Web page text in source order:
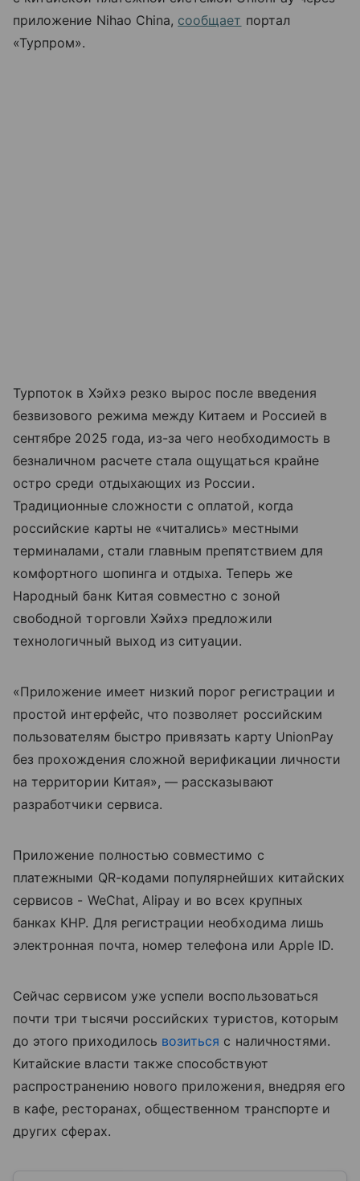
приложение Nihao China, сообщает портал
«Турпром».
Турпоток в Хэйхэ резко вырос после введения
безвизового режима между Китаем и Россией в
сентябре 2025 года, из-за чего необходимость в
безналичном расчете стала ощущаться крайне
остро среди отдыхающих из России.
Традиционные сложности с оплатой, когда
российские карты не «читались» местными
терминалами, стали главным препятствием для
комфортного шопинга и отдыха. Теперь же
Народный банк Китая совместно с зоной
свободной торговли Хэйхэ предложили
технологичный выход из ситуации.
«Приложение имеет низкий порог регистрации и
простой интерфейс, что позволяет российским
пользователям быстро привязать карту UnionPay
без прохождения сложной верификации личности
на территории Китая», — рассказывают
разработчики сервиса.
Приложение полностью совместимо с
платежными QR-кодами популярнейших китайских
сервисов - WeChat, Alipay и во всех крупных
банках КНР. Для регистрации необходима лишь
электронная почта, номер телефона или Apple ID.
Сейчас сервисом уже успели воспользоваться
почти три тысячи российских туристов, которым
до этого приходилось возиться с наличностями.
Китайские власти также способствуют
распространению нового приложения, внедряя его
в кафе, ресторанах, общественном транспорте и
других сферах.